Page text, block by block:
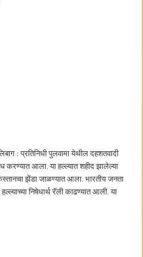
: प्रतिनिधी पुलवामा येथील दहशतवादी
करण्यात आला. या हल्ल्यात शहीद झालेल्या
झेंडा जाळण्यात आला. भारतीय जनता
निषेधार्थ रॅली काढण्यात आली. या